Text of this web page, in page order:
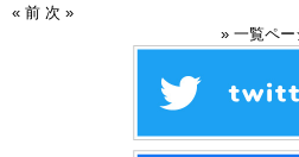
« 前 次 »
» 一覧ペー